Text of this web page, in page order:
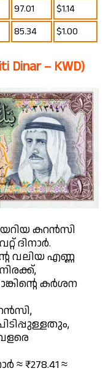
₹97.01
$1.14
₹85.34 $1.00
– KWD)
കറൻസി
ദിനാർ.
വലിയ എണ്ണ
കർശന
≈ ₹278.41 ≈